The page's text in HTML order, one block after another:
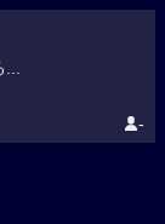
...
-